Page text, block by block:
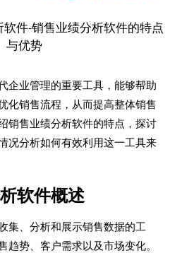
企业管理的重要工具，能够帮助
化销售流程，从而提高整体销售
销售业绩分析软件的特点，探讨
况分析如何有效利用这一工具来
软件概述
集、分析和展示销售数据的工
趋势、客户需求以及市场变化。